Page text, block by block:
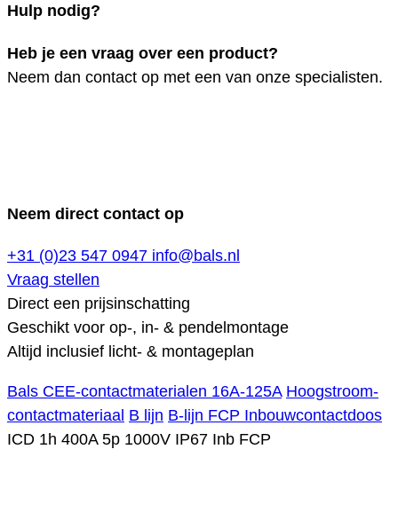
Hulp nodig?
Heb je een vraag over een product?
Neem dan contact op met een van onze specialisten.
Neem direct contact op
+31 (0)23 547 0947 info@bals.nl
Vraag stellen
Direct een prijsinschatting
Geschikt voor op-, in- & pendelmontage
Altijd inclusief licht- & montageplan
Bals CEE-contactmaterialen 16A-125A Hoogstroom-
contactmateriaal B lijn B-lijn FCP Inbouwcontactdoos
ICD 1h 400A 5p 1000V IP67 Inb FCP